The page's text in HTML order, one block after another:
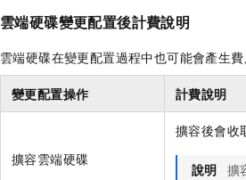
雲端硬碟變更配置後計費說明
雲端硬碟在變更配置過程中也可能會產生費
變更配置操作 計費說明
擴容雲端硬碟
擴容後會收
說明 擴